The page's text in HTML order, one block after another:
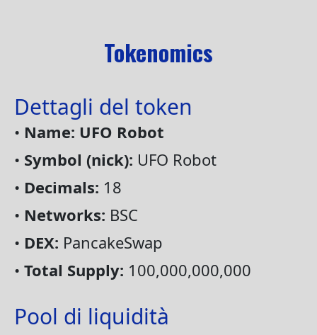
Tokenomics
Dettagli del token
• Name: UFO Robot
• Symbol (nick): UFO Robot
• Decimals: 18
• Networks: BSC
• DEX: PancakeSwap
• Total Supply: 100,000,000,000
Pool di liquidità